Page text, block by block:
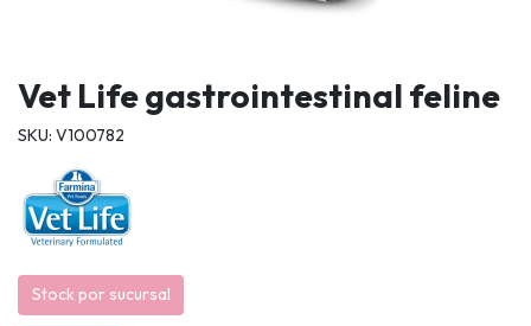
Vet Life gastrointestinal feline
SKU: V100782
Stock por sucursal